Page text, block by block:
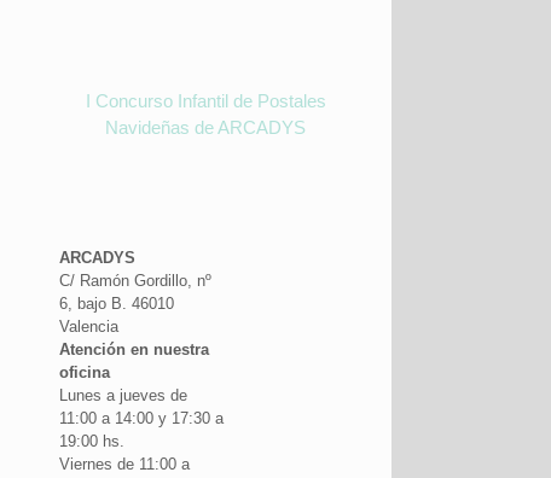
I Concurso Infantil de Postales
Navideñas de ARCADYS
ARCADYS
C/ Ramón Gordillo, nº
6, bajo B. 46010
Valencia
Atención en nuestra
oficina
Lunes a jueves de
11:00 a 14:00 y 17:30 a
19:00 hs.
Viernes de 11:00 a